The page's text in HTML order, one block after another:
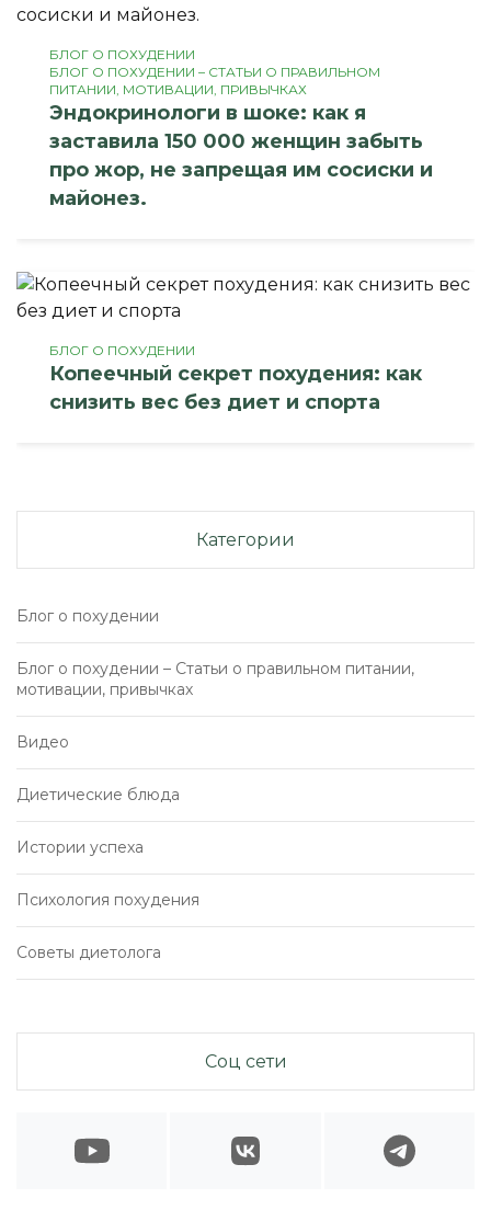
БЛОГ О ПОХУДЕНИИ
БЛОГ О ПОХУДЕНИИ – СТАТЬИ О ПРАВИЛЬНОМ
ПИТАНИИ, МОТИВАЦИИ, ПРИВЫЧКАХ
Эндокринологи в шоке: как я
заставила 150 000 женщин забыть
про жор, не запрещая им сосиски и
майонез.
БЛОГ О ПОХУДЕНИИ
Копеечный секрет похудения: как
снизить вес без диет и спорта
Категории
Блог о похудении
Блог о похудении – Статьи о правильном питании,
мотивации, привычках
Видео
Диетические блюда
Истории успеха
Психология похудения
Советы диетолога
Соц сети